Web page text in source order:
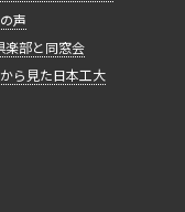
声
楽部と同窓会
ら見た日本工大